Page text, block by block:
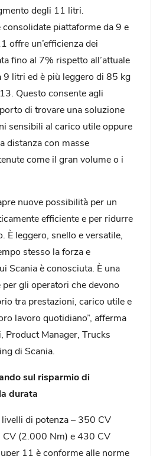
degli 11 litri.
piattaforme da 9 e
offre un’efficienza dei
fino al 7% rispetto all’attuale
9 litri ed è più leggero di 85 kg
Questo consente agli
di trovare una soluzione
sensibili al carico utile oppure
distanza con masse
come il gran volume o i
nuove possibilità per un
efficiente e per ridurre
È leggero, snello e versatile,
stesso la forza e
Scania è conosciuta. È una
gli operatori che devono
tra prestazioni, carico utile e
lavoro quotidiano”, afferma
Product Manager, Trucks
di Scania.
sul risparmio di
durata
di potenza – 350 CV
(2.000 Nm) e 430 CV
11 è conforme alle norme